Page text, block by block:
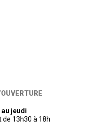
au jeudi
de 13h30 à 18h